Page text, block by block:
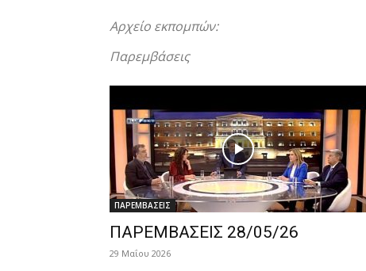
Αρχείο εκπομπών:
Παρεμβάσεις
ΠΑΡΕΜΒΑΣΕΙΣ
ΠΑΡΕΜΒΑΣΕΙΣ 28/05/26
29 Μαΐου 2026